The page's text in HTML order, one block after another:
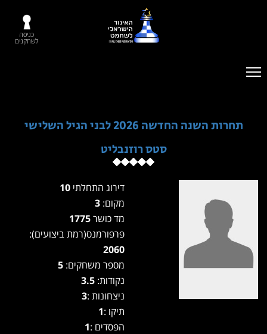
כניסה
לשחקנים
תחרות השנה החדשה 2026 לבני הגיל השלישי
סטס רוזנבליט
דירוג התחלתי
מקום:
מד כושר
פרפורמנס(רמת ביצועים):
2060
מספר משחקים:
נקודות: 3.5
ניצחונות :3
תיקו :1
הפסדים :1